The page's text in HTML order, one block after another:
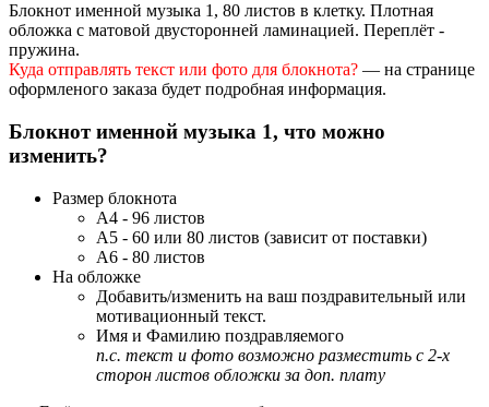
Блокнот именной музыка 1, 80 листов в клетку. Плотная
обложка с матовой двусторонней ламинацией. Переплёт -
пружина.
Куда отправлять текст или фото для блокнота? — на странице
оформленого заказа будет подробная информация.
Блокнот именной музыка 1, что можно
изменить?
Размер блокнота
А4 - 96 листов
А5 - 60 или 80 листов (зависит от поставки)
А6 - 80 листов
На обложке
Добавить/изменить на ваш поздравительный или
мотивационный текст.
Имя и Фамилию поздравляемого
п.с. текст и фото возможно разместить с 2-х
сторон листов обложки за доп. плату